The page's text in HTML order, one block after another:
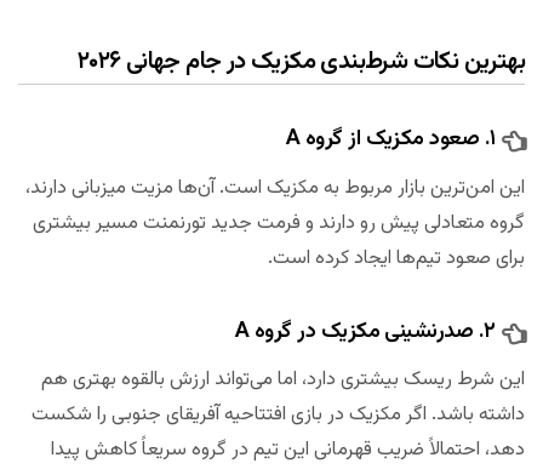
بهترین نکات شرط‌بندی مکزیک در جام جهانی ۲۰۲۶
۱. صعود مکزیک از گروه A
این امن‌ترین بازار مربوط به مکزیک است. آن‌ها مزیت میزبانی دارند،
گروه متعادلی پیش رو دارند و فرمت جدید تورنمنت مسیر بیشتری
برای صعود تیم‌ها ایجاد کرده است.
۲. صدرنشینی مکزیک در گروه A
این شرط ریسک بیشتری دارد، اما می‌تواند ارزش بالقوه بهتری هم
داشته باشد. اگر مکزیک در بازی افتتاحیه آفریقای جنوبی را شکست
دهد، احتمالاً ضریب قهرمانی این تیم در گروه سریعاً کاهش پیدا